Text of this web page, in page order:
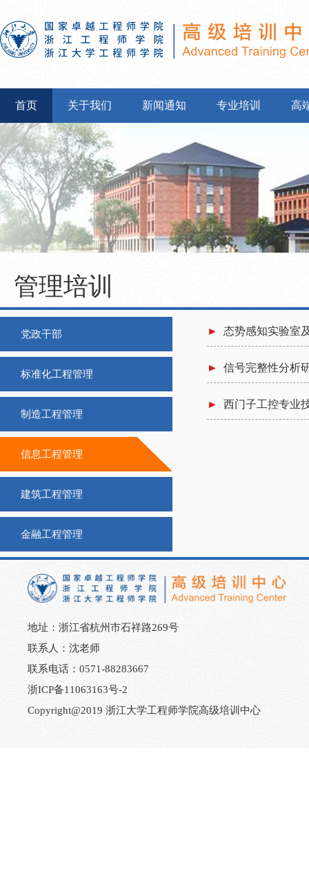
首页 关于我们 新闻通知 专业培训 高
管理培训
党政干部
标准化工程管理
制造工程管理
信息工程管理
建筑工程管理
金融工程管理
► 态势感知实验室
► 信号完整性分析
► 西门子工控专业
地址：浙江省杭州市石祥路269号
联系人：沈老师
联系电话：0571-88283667
浙ICP备11063163号-2
Copyright@2019 浙江大学工程师学院高级培训中心